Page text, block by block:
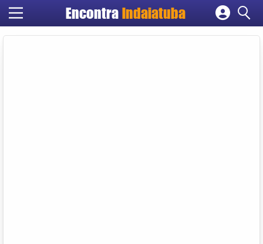
Encontra Indaiatuba
Cadastrar empresa